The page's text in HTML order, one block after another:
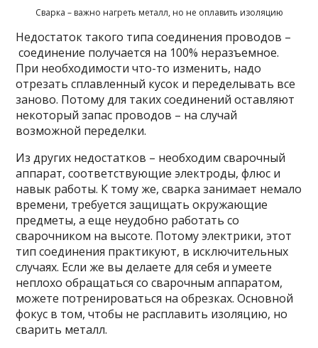
Сварка – важно нагреть металл, но не оплавить изоляцию
Недостаток такого типа соединения проводов –
соединение получается на 100% неразъемное.
При необходимости что-то изменить, надо
отрезать сплавленный кусок и переделывать все
заново. Потому для таких соединений оставляют
некоторый запас проводов – на случай
возможной переделки.
Из других недостатков – необходим сварочный
аппарат, соответствующие электроды, флюс и
навык работы. К тому же, сварка занимает немало
времени, требуется защищать окружающие
предметы, а еще неудобно работать со
сварочником на высоте. Потому электрики, этот
тип соединения практикуют, в исключительных
случаях. Если же вы делаете для себя и умеете
неплохо обращаться со сварочным аппаратом,
можете потренироваться на обрезках. Основной
фокус в том, чтобы не расплавить изоляцию, но
сварить металл.